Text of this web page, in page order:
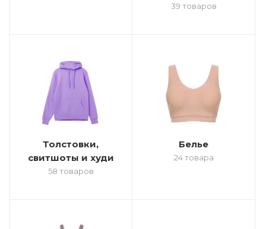
39 товаров
Толстовки,
свитшоты и худи
58 товаров
Белье
24 товара